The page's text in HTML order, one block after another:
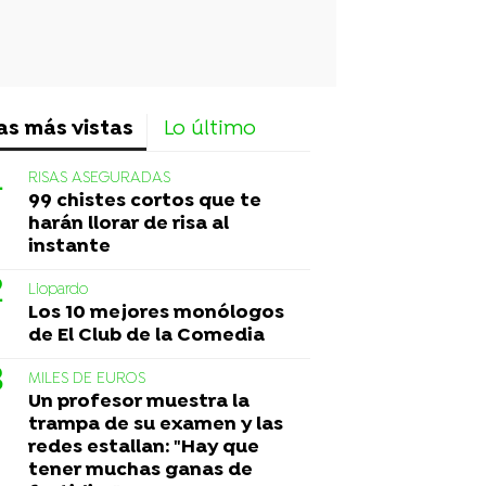
más vistas Lo último
RISAS ASEGURADAS
99 chistes cortos que te
harán llorar de risa al
instante
Liopardo
Los 10 mejores monólogos
de El Club de la Comedia
MILES DE EUROS
Un profesor muestra la
trampa de su examen y las
redes estallan: "Hay que
tener muchas ganas de